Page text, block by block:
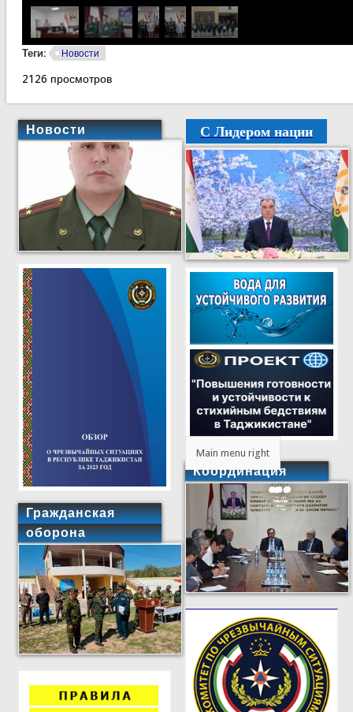
Теги: Новости
2126 просмотров
Новости
Гражданская
оборона
С Лидером нации
Main menu right
Координация